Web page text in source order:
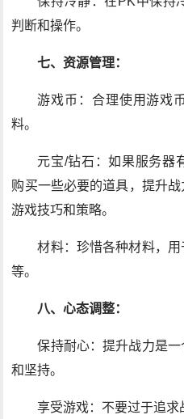
判断和操作。
七、资源管理：
游戏币：合理使用游戏
料。
元宝/钻石：如果服务器
购买一些必要的道具，提升
游戏技巧和策略。
材料：珍惜各种材料，
等。
八、心态调整：
保持耐心：提升战力是
和坚持。
享受游戏：不要过于追求